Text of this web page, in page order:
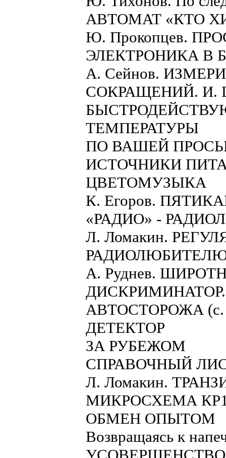
АВТОМАТ «КТО
Ю. Прокопцев.
ЭЛЕКТРОНИКА В
А. Сейнов.
СОКРАЩЕНИЙ. И.
ТЕМПЕРАТУРЫ
ПО ВАШЕЙ
ИСТОЧНИКИ
ЦВЕТОМУЗЫКА
К. Егоров.
«РАДИО» -
Л. Ломакин.
А. Руднев.
ДИСКРИМИНАТОР.
АВТОСТОРОЖА (с.
ДЕТЕКТОР
ЗА РУБЕЖОМ
СПРАВОЧНЫЙ
Л. Ломакин.
МИКРОСХЕМА
ОБМЕН ОПЫТОМ
Возвращаясь к